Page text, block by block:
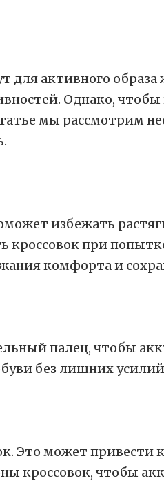
для активного
Однако,
мы рассмотрим
избежать
при
палец, чтобы
без лишних
Это может
кроссовок, чтобы